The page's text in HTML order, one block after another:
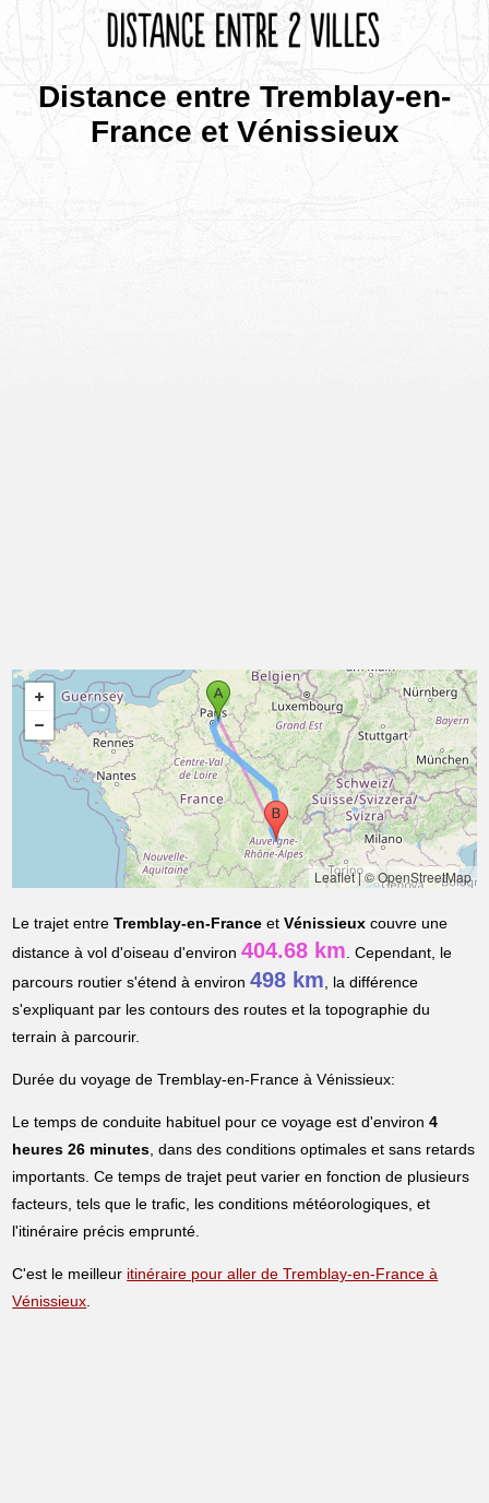
Distance entre Tremblay-en-
France et Vénissieux
Leaflet|© OpenStreetMap
Le trajet entreTremblay-en-France etVénissieux couvre une
distance à vol d'oiseau d'environ404.68 km. Cependant, le
parcours routier s'étend à environ498 km, la différence
s'expliquant par les contours des routes et la topographie du
terrain à parcourir.
Durée du voyage de Tremblay-en-France à Vénissieux:
Le temps de conduite habituel pour ce voyage est d'environ4
heures 26 minutes, dans des conditions optimales et sans retards
importants. Ce temps de trajet peut varier en fonction de plusieurs
facteurs, tels que le trafic, les conditions météorologiques, et
l'itinéraire précis emprunté.
C'est le meilleur itinéraire pour aller de Tremblay-en-France à
Vénissieux.